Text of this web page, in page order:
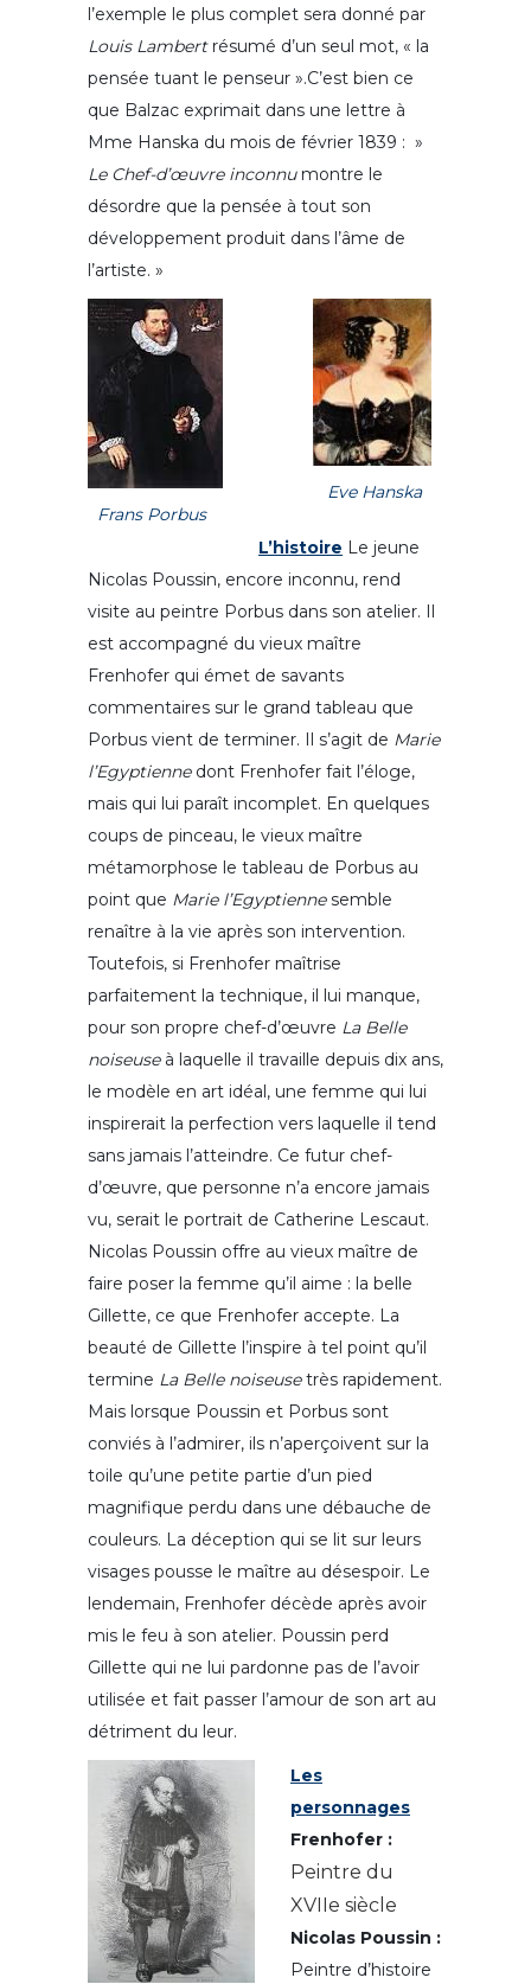
l’exemple le plus complet sera donné par
Louis Lambertrésumé d’un seul mot, « la
pensée tuant le penseur ».C’est bien ce
que Balzac exprimait dans une lettre à
Mme Hanska du mois de février 1839 : »
Le Chef-d’œuvre inconnumontre le
désordre que la pensée à tout son
développement produit dans l’âme de
l’artiste. »
Eve Hanska
Frans Porbus
L’histoire Le jeune
Nicolas Poussin, encore inconnu, rend
visite au peintre Porbus dans son atelier. Il
est accompagné du vieux maître
Frenhofer qui émet de savants
commentaires sur le grand tableau que
Porbus vient de terminer. Il s’agit de Marie
l’Egyptiennedont Frenhofer fait l’éloge,
mais qui lui paraît incomplet. En quelques
coups de pinceau, le vieux maître
métamorphose le tableau de Porbus au
point que Marie l’Egyptiennesemble
renaître à la vie après son intervention.
Toutefois, si Frenhofer maîtrise
parfaitement la technique, il lui manque,
pour son propre chef-d’œuvre La Belle
noiseuseà laquelle il travaille depuis dix ans,
le modèle en art idéal, une femme qui lui
inspirerait la perfection vers laquelle il tend
sans jamais l’atteindre. Ce futur chef-
d’œuvre, que personne n’a encore jamais
vu, serait le portrait de Catherine Lescaut.
Nicolas Poussin offre au vieux maître de
faire poser la femme qu’il aime : la belle
Gillette, ce que Frenhofer accepte. La
beauté de Gillette l’inspire à tel point qu’il
termine La Belle noiseusetrès rapidement.
Mais lorsque Poussin et Porbus sont
conviés à l’admirer, ils n’aperçoivent sur la
toile qu’une petite partie d’un pied
magnifique perdu dans une débauche de
couleurs. La déception qui se lit sur leurs
visages pousse le maître au désespoir. Le
lendemain, Frenhofer décède après avoir
mis le feu à son atelier. Poussin perd
Gillette qui ne lui pardonne pas de l’avoir
utilisée et fait passer l’amour de son art au
détriment du leur.
Les
personnages
Frenhofer :
Peintre du
XVIIe siècle
Nicolas Poussin :
Peintre d’histoire